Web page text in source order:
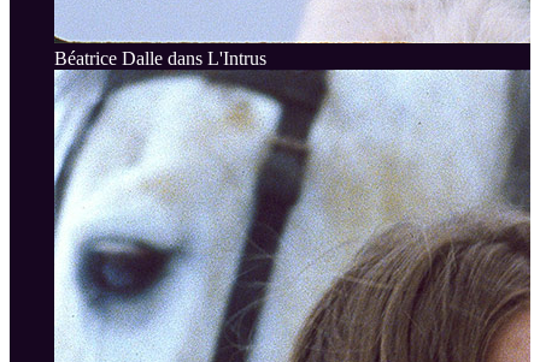
Béatrice Dalle dans L'Intrus